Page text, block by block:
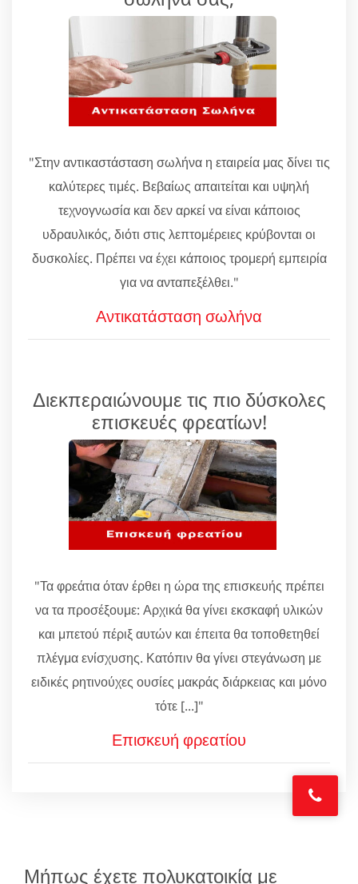
"Στην αντικαστάσταση σωλήνα η εταιρεία μας δίνει τις
καλύτερες τιμές. Βεβαίως απαιτείται και υψηλή
τεχνογνωσία και δεν αρκεί να είναι κάποιος
υδραυλικός, διότι στις λεπτομέρειες κρύβονται οι
δυσκολίες. Πρέπει να έχει κάποιος τρομερή εμπειρία
για να ανταπεξέλθει."
Αντικατάσταση σωλήνα
Διεκπεραιώνουμε τις πιο δύσκολες
επισκευές φρεατίων!
"Τα φρεάτια όταν έρθει η ώρα της επισκευής πρέπει
να τα προσέξουμε: Αρχικά θα γίνει εκσκαφή υλικών
και μπετού πέριξ αυτών και έπειτα θα τοποθετηθεί
πλέγμα ενίσχυσης. Κατόπιν θα γίνει στεγάνωση με
ειδικές ρητινούχες ουσίες μακράς διάρκειας και μόνο
τότε [...]"
Επισκευή φρεατίου
Μήπως έχετε πολυκατοικία με